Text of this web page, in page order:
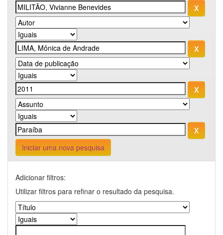
Iniciar uma nova pesquisa
Adicionar filtros:
Utilizar filtros para refinar o resultado da pesquisa.